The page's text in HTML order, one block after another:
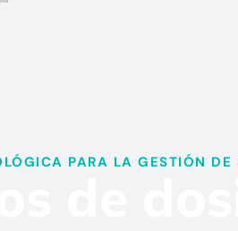
PARA LA GESTIÓN DE